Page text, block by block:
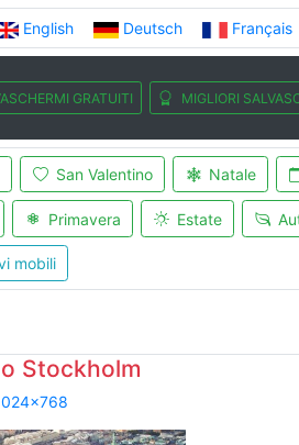
English Deutsch Français
GRATUITI MIGLIORI
San Valentino Natale
Primavera Estate
mobili
Stockholm